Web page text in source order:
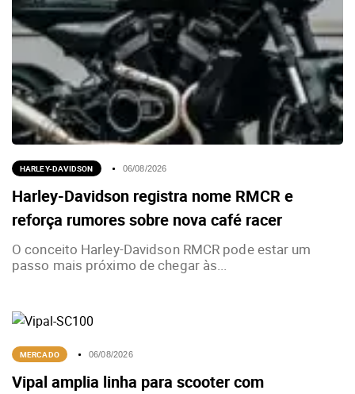
HARLEY-DAVIDSON 06/08/2026
Harley-Davidson registra nome RMCR e
reforça rumores sobre nova café racer
O conceito Harley-Davidson RMCR pode estar um
passo mais próximo de chegar às...
MERCADO 06/08/2026
Vipal amplia linha para scooter com